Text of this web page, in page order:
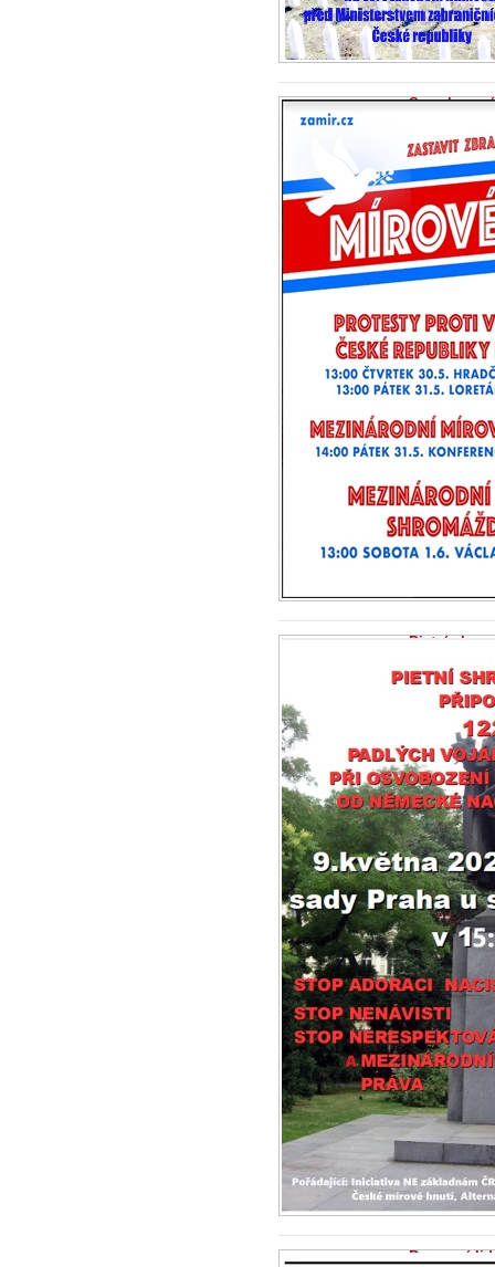
Smyslem
23.5.2024 -
Skutečnost, že
nejrozmanitější
Pietní
3.5.2024 -
Bronzová
a je kopií
Rozumní